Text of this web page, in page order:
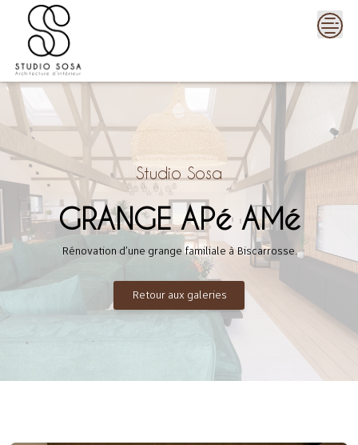
Skip
Studio Sosa
GRANGE APé AMé
Rénovation d’une grange familiale à Biscarrosse.
Retour aux galeries